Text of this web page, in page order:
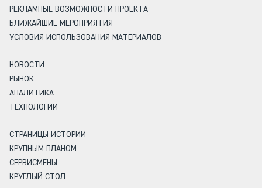
РЕКЛАМНЫЕ ВОЗМОЖНОСТИ ПРОЕКТА
БЛИЖАЙШИЕ МЕРОПРИЯТИЯ
УСЛОВИЯ ИСПОЛЬЗОВАНИЯ МАТЕРИАЛОВ
НОВОСТИ
РЫНОК
АНАЛИТИКА
ТЕХНОЛОГИИ
СТРАНИЦЫ ИСТОРИИ
КРУПНЫМ ПЛАНОМ
СЕРВИСМЕНЫ
КРУГЛЫЙ СТОЛ